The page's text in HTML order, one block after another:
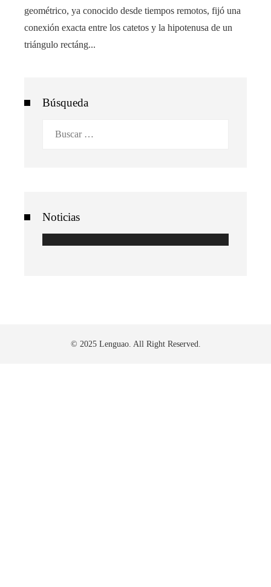
geométrico, ya conocido desde tiempos remotos, fijó una
conexión exacta entre los catetos y la hipotenusa de un
triángulo rectáng...
Búsqueda
Noticias
© 2025 Lenguao. All Right Reserved.